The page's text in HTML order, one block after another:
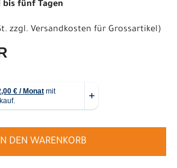
fünf Tagen
zzgl. Versandkosten für Grossartikel)
DEN WARENKORB